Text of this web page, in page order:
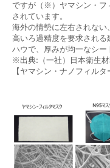
ですが（※）ヤマシン・フ
されています。
海外の情勢に左右されない
高いろ過精度を要求され
ハウで、厚みが均一なシー
※出典:（一社）日本衛生材
【ヤマシン・ナノフィルタ